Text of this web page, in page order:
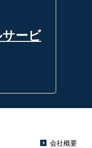
ービ
会社概要